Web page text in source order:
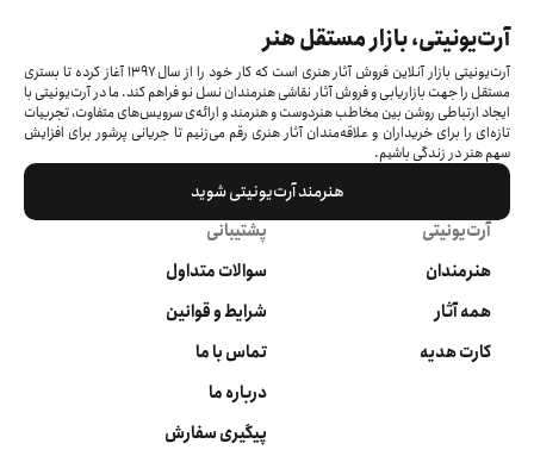
آرت‌یونیتی، بازار مستقل هنر
آرت‌یونیتی بازار آنلاین فروش آثار هنری است که کار خود را از سال ۱۳۹۷ آغاز کرده‌ تا بستری
مستقل را جهت بازاریابی و فروش آثار نقاشی هنرمندان نسل نو فراهم کند. ما در آرت‌یونیتی با
ایجاد ارتباطی روشن بین مخاطب هنردوست و هنرمند و ارائه‌ی سرویس‌های متفاوت، تجربیات
تازه‌ای را برای خریداران و علاقه‌مندان آثار هنری رقم می‌زنیم تا جریانی پرشور برای افزایش
سهم هنر در زندگی باشیم.
هنرمند آرت‌یونیتی شوید
آرت‌یونیتی
هنرمندان
همه آثار
کارت هدیه
پشتیبانی
سوالات متداول
شرایط و قوانین
تماس با ما
درباره ما
پیگیری سفارش